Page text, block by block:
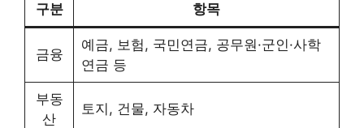
구분 항목
금융
예금, 보험, 국민연금, 공무원·군인·사학
연금 등
부동
산
토지, 건물, 자동차